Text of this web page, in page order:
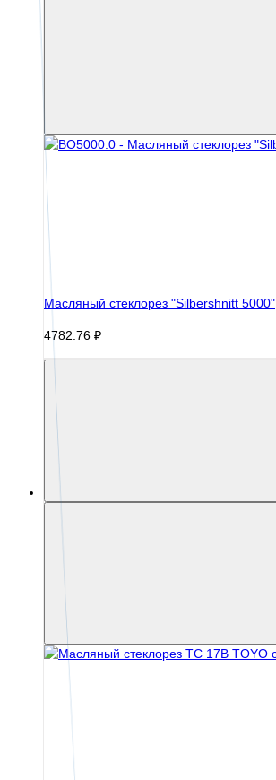
Масляный стеклорез "Silbershnitt 5000"
4782.76 ₽